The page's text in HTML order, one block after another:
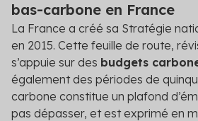
bas-carbone en France
La France a créé sa Stratégie
en 2015. Cette feuille de route,
s’appuie sur des budgets
également des périodes de
carbone constitue un plafond
pas dépasser, et est exprimé en